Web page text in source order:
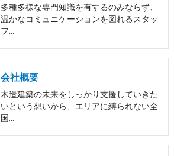
多種多様な専門知識を有するのみならず、
温かなコミュニケーションを図れるスタッ
フ…
会社概要
木造建築の未来をしっかり支援していきた
いという想いから、エリアに縛られない全
国…